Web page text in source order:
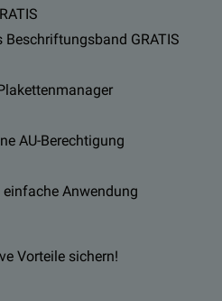
Beschriftungsband GRATIS
AU-Berechtigung
Anwendung
Vorteile sichern!